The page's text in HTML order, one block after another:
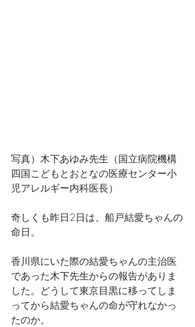
写真）木下あゆみ先生（国立病院機構
四国こどもとおとなの医療センター小
児アレルギー内科医長）
奇しくも昨日2日は、船戸結愛ちゃんの
命日。
香川県にいた際の結愛ちゃんの主治医
であった木下先生からの報告がありま
した。どうして東京目黒に移ってしま
ってから結愛ちゃんの命が守れなかっ
たのか。